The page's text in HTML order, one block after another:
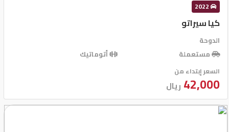
2022
كيا سيراتو
الدوحة
مستعملة
أتوماتيك
السعر إبتداء من
42,000 ريال